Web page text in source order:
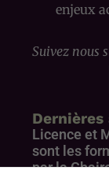
enjeux
Suivez nous
Licence et
sont les
par la